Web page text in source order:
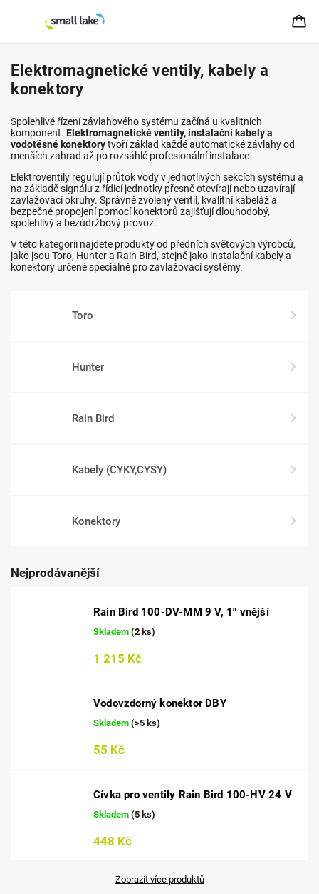
Elektromagnetické ventily, kabely a
konektory
Spolehlivé řízení závlahového systému začíná u kvalitních
komponent. Elektromagnetické ventily, instalační kabely a
vodotěsné konektorytvoří základ každé automatické závlahy od
menších zahrad až po rozsáhlé profesionální instalace.
Elektroventily regulují průtok vody v jednotlivých sekcích systému a
na základě signálu z řídicí jednotky přesně otevírají nebo uzavírají
zavlažovací okruhy. Správně zvolený ventil, kvalitní kabeláž a
bezpečné propojení pomocí konektorů zajišťují dlouhodobý,
spolehlivý a bezúdržbový provoz.
V této kategorii najdete produkty od předních světových výrobců,
jako jsou Toro, Huntera Rain Bird, stejně jako instalační kabely a
konektory určené speciálně pro zavlažovací systémy.
Toro
Hunter
Rain Bird
Kabely (CYKY,CYSY)
Konektory
Nejprodávanější
Rain Bird 100-DV-MM 9 V, 1" vnější
Skladem (2 ks)
1 215 Kč
Vodovzdorný konektor DBY
Skladem (>5 ks)
55 Kč
Cívka pro ventily Rain Bird 100-HV 24 V
Skladem (5 ks)
448 Kč
Zobrazit více produktů